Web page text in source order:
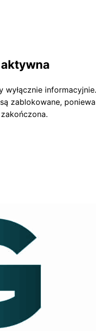
wyłącznie informacyjnie.
zablokowane,